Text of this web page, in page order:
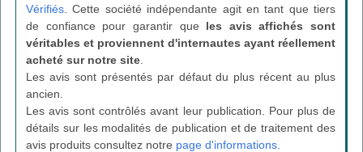
Vérifiés . Cette société indépendante agit en tant que tiers
de confiance pour garantir que les avis affichés sont
véritables et proviennent d'internautes ayant réellement
acheté sur notre site
Les avis sont présentés par défaut du plus récent au plus
ancien.
Les avis sont contrôlés avant leur publication. Pour plus de
détails sur les modalités de publication et de traitement des
avis produits consultez notre page d'informations